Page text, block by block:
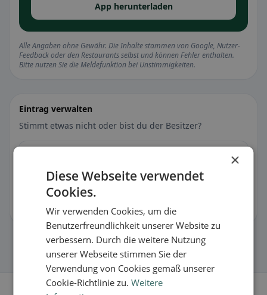
App herunterladen
Alle Angaben ohne Gewähr. Die Inhalte stammen von Google, Nutzer-
Feedback oder den Restaurants selbst und können Fehler enthalten.
Bitte nutzen Sie die Meldefunktion bei Unstimmigkeiten.
Eintrag verwalten
Stimmt etwas nicht oder bist du der Besitzer?
🏪 Eintrag kostenlos übernehmen
Damit kannst du Öffnungszeiten, Speisekarte & Infos pflegen.
×
Diese Webseite verwendet
Cookies.
Wir verwenden Cookies, um die
Benutzerfreundlichkeit unserer Website zu
verbessern. Durch die weitere Nutzung
unserer Webseite stimmen Sie der
Verwendung von Cookies gemäß unserer
Cookie-Richtlinie zu.Weitere